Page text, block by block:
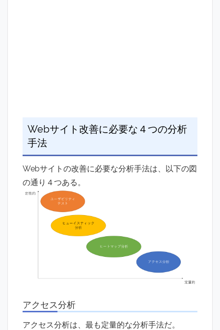
Webサイト改善に必要な４つの分析
手法
Webサイトの改善に必要な分析手法は、以下の図
の通り４つある。
アクセス分析
アクセス分析は、最も定量的な分析手法だ。